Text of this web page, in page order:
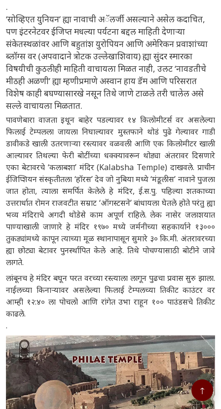
.
‘सोव्हिएत युनियन’ ह्या नावाची अॅलर्जी असल्याने असेल कदाचित,
पण इंटरनेटवर ईजिप्त मधल्या पर्यटना बद्दल माहिती देणाऱ्या
संकेतस्थळांवर आणि बहुतांश युरोपियन आणि अमेरिकन प्रवाशांच्या
ब्लॉग्स वर (अपवादाने त्रोटक उल्लेखाशिवाय) ह्या सुंदर स्मारका
विषयीची कुठलीही माहिती वाचायला मिळत नाही, उलट ‘नावडतीचे
मीठही अळणी’ ह्या म्हणीप्रमाणे अस्वान हाय डॅम आणि परिसरात
विशेष काही बघण्यासारखे नसून तिथे जाणे टाळले तरी चालेल असे
सल्ले वाचायला मिळतात.
पावणेबारा वाजता इथून बाहेर पडल्यावर १४ किलोमीटर्स वर असलेल्या
फिलाई टेम्पलला जायला निघाल्यावर मुस्तफाने थोडं पुढे गेल्यावर गाडी
डावीकडे खाली उतरणाऱ्या रस्त्यावर वळवली आणि एक किलोमीटर खाली
आल्यावर तिथल्या फेरी बोटींच्या धक्क्यावरून थोड्या अंतरावर दिसणारे
एका बेटावरचे ‘कलाबशा’ मंदिर (Kalabsha Temple) दाखवले. प्राचीन
ईजिप्शियन संस्कृतीतला ‘हॉरस’ देव जो नुबिया मध्ये ‘मंडूलीस’ नावाने पुजला
जात होता, त्याला समर्पित केलेले हे मंदिर, ई.स.पु. पहिल्या शतकाच्या
उत्तरार्धात रोमन राजवटीत सम्राट ‘ऑगस्टसने’ बांधायला घेतले होते परंतु ह्या
भव्य मंदिराचे अगदी थोडेसे काम अपूर्ण राहिले. लेक नासेर जलाशयात
पाण्याखाली जाणारे हे मंदिर १९७० मध्ये जर्मनीच्या सहकार्याने १३०००
तुकड्यांमध्ये कापून त्याच्या मूळ स्थानापासून सुमारे ३० कि.मी. अंतरावरच्या
ह्या छोट्या बेटावर पुनर्स्थापित केले आहे. तिथे पोचण्यासाठी बोटीने जावे
लागते.
लांबूनच हे मंदिर बघून परत वरच्या रस्त्याला लागून पुढचा प्रवास सुरु झाला.
नाईलच्या किनाऱ्यावर असलेल्या फिलाई टेम्पलच्या तिकीट काउंटर वर
आम्ही १२:४० ला पोचलो आणि रांगेत उभा राहून १०० पाउंडसचे तिकीट
काढले.
.
↑